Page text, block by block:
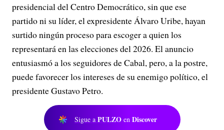
presidencial del Centro Democrático, sin que ese
partido ni su líder, el expresidente Álvaro Uribe, hayan
surtido ningún proceso para escoger a quien los
representará en las elecciones del 2026. El anuncio
entusiasmó a los seguidores de Cabal, pero, a la postre,
puede favorecer los intereses de su enemigo político, el
presidente Gustavo Petro.
Sigue a PULZO en Discover